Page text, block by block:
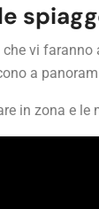
vi faranno
a
in zona e